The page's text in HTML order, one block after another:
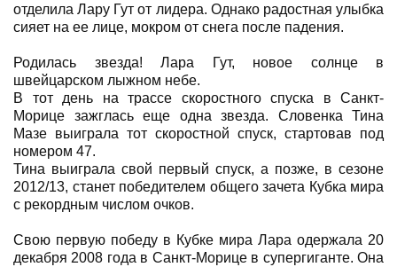
отделила Лару Гут от лидера. Однако радостная улыбка
сияет на ее лице, мокром от снега после падения.
Родилась звезда! Лара Гут, новое солнце в
швейцарском лыжном небе.
В тот день на трассе скоростного спуска в Санкт-
Морице зажглась еще одна звезда. Словенка Тина
Мазе выиграла тот скоростной спуск, стартовав под
номером 47.
Тина выиграла свой первый спуск, а позже, в сезоне
2012/13, станет победителем общего зачета Кубка мира
с рекордным числом очков.
Свою первую победу в Кубке мира Лара одержала 20
декабря 2008 года в Санкт-Морице в супергиганте. Она